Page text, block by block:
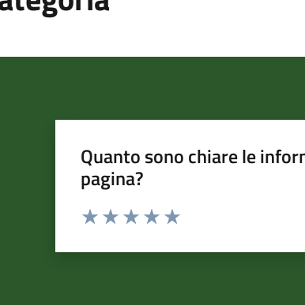
Quanto sono chiare le
pagina?
Valuta da 1 a 5 stelle la pagina